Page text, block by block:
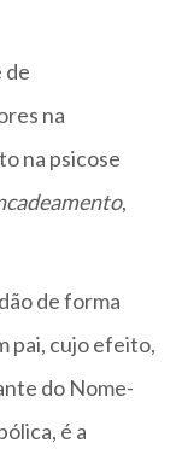
de
na
na psicose
,
de forma
pai, cujo efeito,
do Nome-
é a